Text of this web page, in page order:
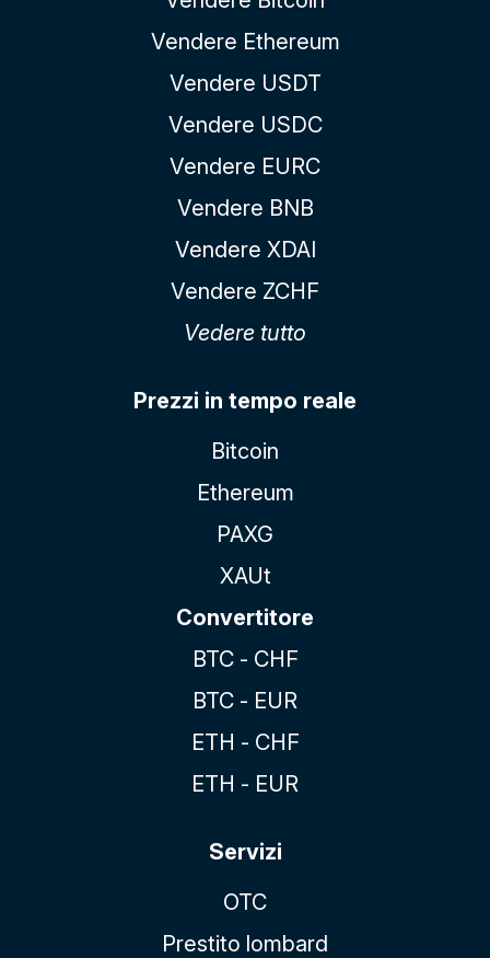
Vendere Ethereum
Vendere USDT
Vendere USDC
Vendere EURC
Vendere BNB
Vendere XDAI
Vendere ZCHF
Vedere tutto
Prezzi in tempo reale
Bitcoin
Ethereum
PAXG
XAUt
Convertitore
BTC - CHF
BTC - EUR
ETH - CHF
ETH - EUR
Servizi
OTC
Prestito lombard